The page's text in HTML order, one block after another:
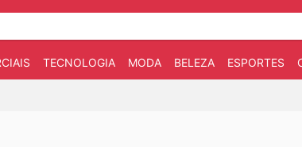
TECNOLOGIA MODA BELEZA ESPORTES